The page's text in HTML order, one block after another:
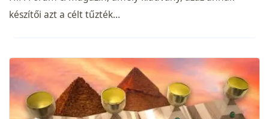
készítői azt a célt tűzték…